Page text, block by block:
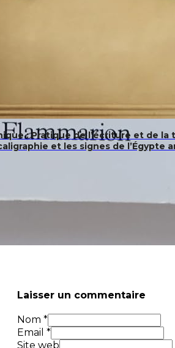
: Pratique de l’écriture et de
et les signes de l’Égypte
Laisser un commentaire
Nom *
Email *
Site web